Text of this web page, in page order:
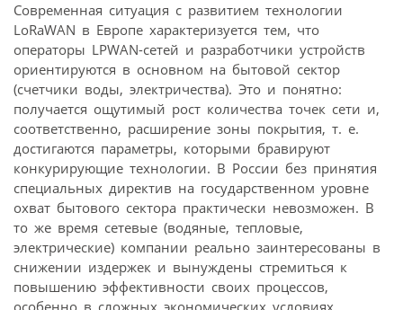
Современная ситуация с развитием технологии
LoRaWAN в Европе характеризуется тем, что
операторы LPWAN-сетей и разработчики устройств
ориентируются в основном на бытовой сектор
(счетчики воды, электричества). Это и понятно:
получается ощутимый рост количества точек сети и,
соответственно, расширение зоны покрытия, т. е.
достигаются параметры, которыми бравируют
конкурирующие технологии. В России без принятия
специальных директив на государственном уровне
охват бытового сектора практически невозможен. В
то же время сетевые (водяные, тепловые,
электрические) компании реально заинтересованы в
снижении издержек и вынуждены стремиться к
повышению эффективности своих процессов,